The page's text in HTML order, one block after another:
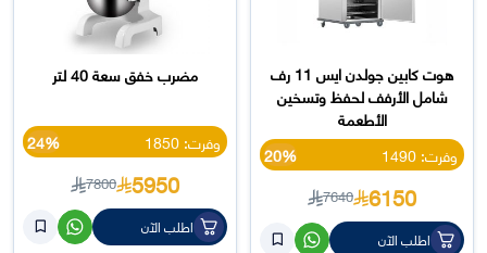
هوت كابين جولدن ايس 11 رف
شامل الأرفف لحفظ وتسخين
الأطعمة
وفرت: 1490
20%
6150
7640
اطلب الآن
مضرب خفق سعة 40 لتر
وفرت: 1850 24%
5950
7800
اطلب الآن